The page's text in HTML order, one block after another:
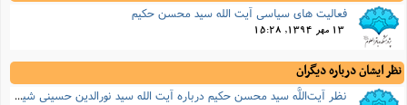
فعالیت های سیاسی آیت الله سید محسن حکیم
13 مهر 1394, 15:28
نظر ایشان درباره دیگران
نظر آیت‌اللَّه سید محسن حکیم درباره آیت الله سید نورالدین حسینی شیرازی